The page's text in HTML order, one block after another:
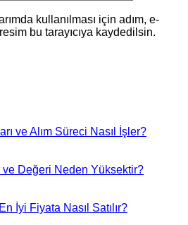
kullanılması için adım, e-
bu tarayıcıya kaydedilsin.
ve Alım Süreci Nasıl İşler?
Değeri Neden Yüksektir?
İyi Fiyata Nasıl Satılır?